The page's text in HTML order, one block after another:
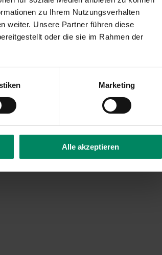
zu Ihrem Nutzungsverhalten
weiter. Unsere Partner führen diese
oder die sie im Rahmen der
Marketing
Alle akzeptieren